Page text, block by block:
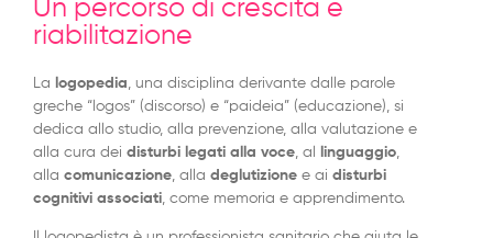
Un percorso di crescita e
riabilitazione
La logopedia, una disciplina derivante dalle parole
greche “logos” (discorso) e “paideia” (educazione), si
dedica allo studio, alla prevenzione, alla valutazione e
alla cura dei disturbi legati alla voce, al linguaggio,
alla comunicazione, alla deglutizionee ai disturbi
cognitivi associati, come memoria e apprendimento.